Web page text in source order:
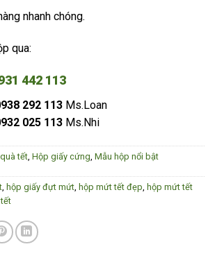
nhanh chóng.
qua:
442 113
292 113 Ms.Loan
025 113 Ms.Nhi
tết, Hộp giấy cứng, Mẫu hộp nổi bật
hộp giấy đựt mứt hộp mứt tết đẹp hộp mứt tết